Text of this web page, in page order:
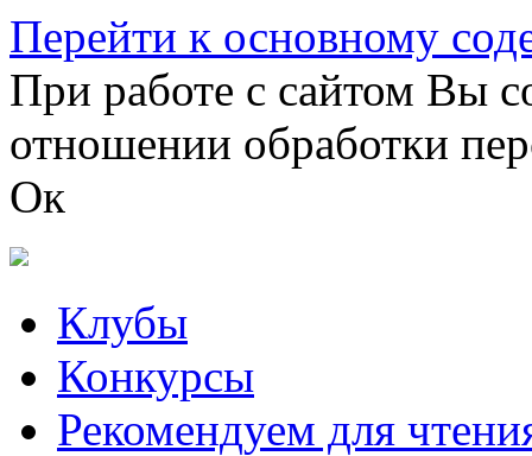
Перейти к основному
При работе с сайтом Вы
отношении обработки
Ок
Клубы
Конкурсы
Рекомендуем для